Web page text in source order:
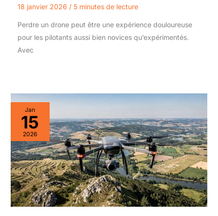
18 janvier 2026 / 5 minutes de lecture
Perdre un drone peut être une expérience douloureuse
pour les pilotants aussi bien novices qu’expérimentés.
Avec
Jan
15
2026